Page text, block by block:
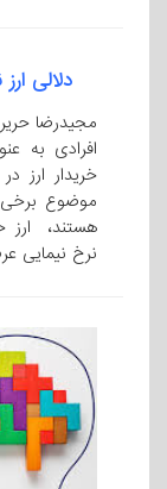
دلالی
مجیدرضا
افرادی به
خریدار ارز
موضوع
هستند، ارز
نرخ نیمایی